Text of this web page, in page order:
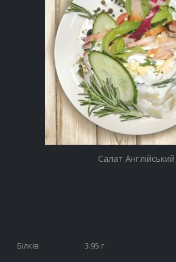
Салат Англійський
Білків 3.95 г